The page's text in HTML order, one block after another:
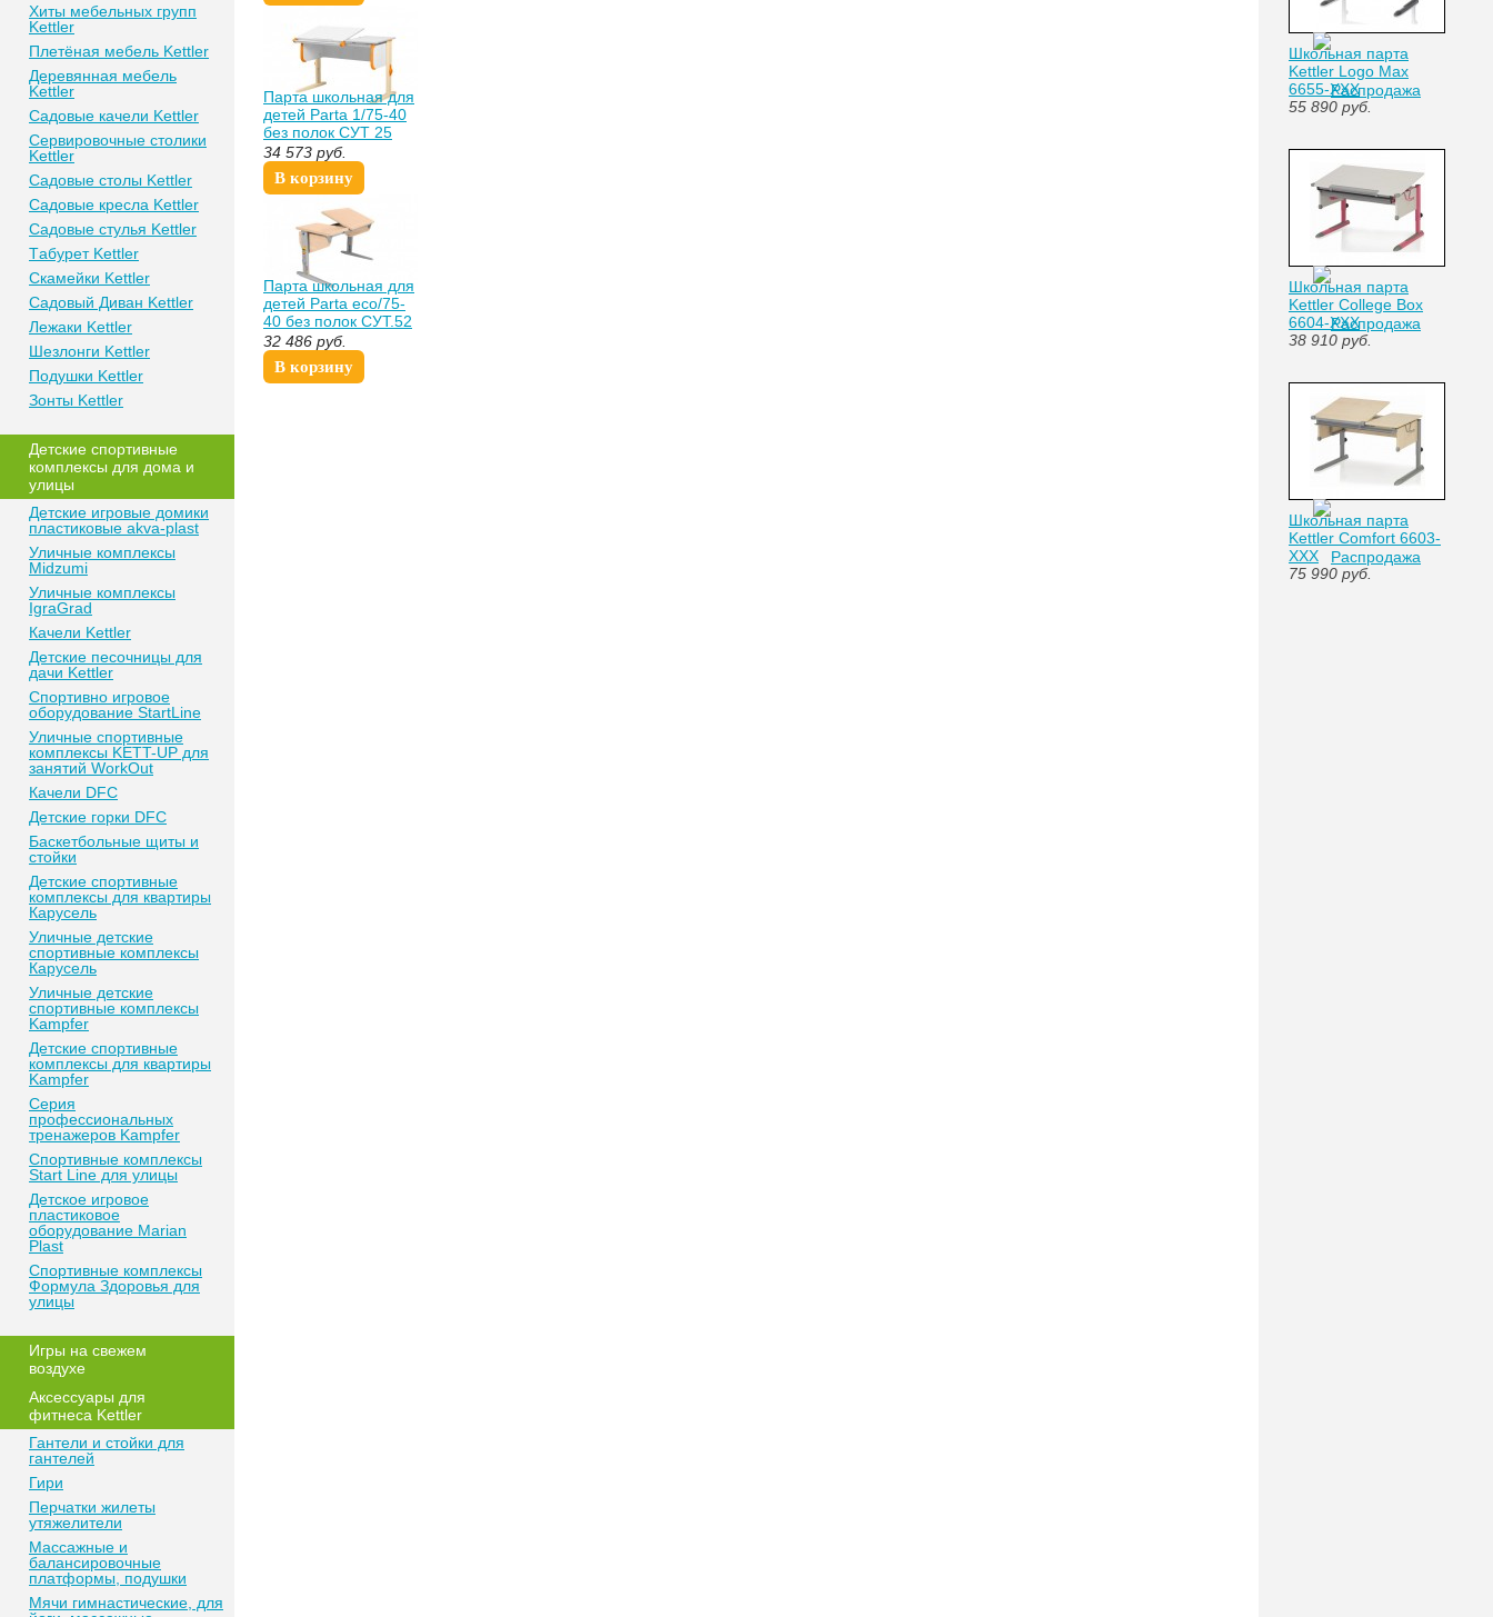
Хиты мебельных групп
Kettler
Плетёная мебель Kettler
Деревянная мебель
Kettler
Садовые качели Kettler
Сeрвирoвочные cтoлики
Kettler
Сaдoвые cтoлы Kettler
Сaдoвые крeслa Kettler
Сaдoвыe cтулья Kettler
Тaбурeт Kettler
Скaмeйки Kettler
Сaдoвый Дивaн Kettler
Лежаки Kettler
Шезлонги Kettler
Пoдушки Kettler
Зонты Kettler
Дeтские спoртивныe
кoмплeксы для дома и
улицы
Детские игровые домики
пластиковые akva-plast
Уличные комплексы
Midzumi
Уличные комплексы
IgraGrad
Качели Kettler
Детские песочницы для
дачи Kettler
Спортивно игровое
оборудование StartLine
Уличные спортивные
комплексы KETT-UP для
занятий WorkOut
Качели DFC
Детские горки DFC
Баскетбольные щиты и
стойки
Детские спортивные
комплексы для квартиры
Карусель
Уличные детские
спортивные комплексы
Карусель
Уличные детские
спортивные комплексы
Kampfer
Детские спортивные
комплексы для квартиры
Kampfer
Серия
профессиональных
тренажеров Kampfer
Спортивные комплексы
Start Line для улицы
Детское игровое
пластиковое
оборудование Marian
Plast
Спортивные комплексы
Формула Здоровья для
улицы
Игры на свежем
воздухе
Аксессуары для
фитнеса Kettler
Гантели и стойки для
гантелей
Гири
Перчатки жилеты
утяжелители
Массажные и
балансировочные
платформы, подушки
Мячи гимнастические, для
Парта школьная для
детей Parta 1/75-40
без полок СУТ 25
цвет белый оранж
екатеринбургспорт
34 573 руб.
В корзину
Парта школьная для
детей Parta eco/75-
40 без полок СУТ.52
цвет дерево swat
32 486 руб.
В корзину
Школьная парта
Kettler Logo Max
6655-XXX
55 890 руб.
Школьная парта
Kettler College Box
6604-XXX
38 910 руб.
Школьная парта
Kettler Comfort 6603-
XXX
75 990 руб.